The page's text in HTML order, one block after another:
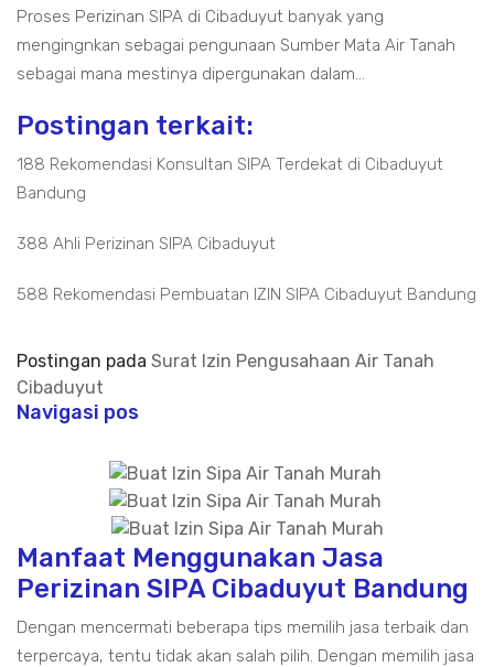
Proses Perizinan SIPA di Cibaduyut banyak yang
mengingnkan sebagai pengunaan Sumber Mata Air Tanah
sebagai mana mestinya dipergunakan dalam...
Postingan terkait:
188 Rekomendasi Konsultan SIPA Terdekat di Cibaduyut
Bandung
388 Ahli Perizinan SIPA Cibaduyut
588 Rekomendasi Pembuatan IZIN SIPA Cibaduyut Bandung
Postingan pada Surat Izin Pengusahaan Air Tanah
Cibaduyut
Navigasi pos
Manfaat Menggunakan Jasa
Perizinan SIPA Cibaduyut Bandung
Dengan mencermati beberapa tips memilih jasa terbaik dan
terpercaya, tentu tidak akan salah pilih. Dengan memilih jasa